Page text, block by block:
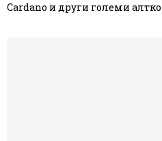
Cardano и други големи